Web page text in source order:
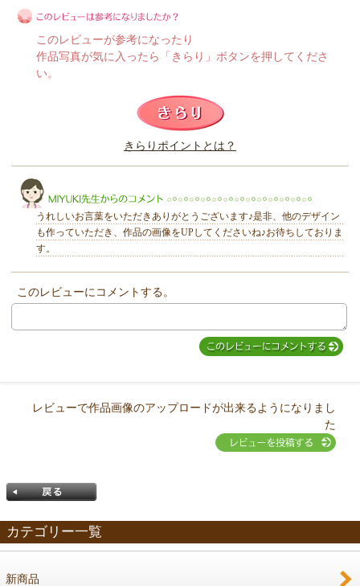
このレビューは参考になりましたか？
このレビューが参考になったり
作品写真が気に入ったら「きらり」ボタンを押してくださ
い。
きらり
きらりポイントとは？
MIYUKI先生からのコメント
うれしいお言葉をいただきありがとうございます♪是非、他のデザイン
も作っていただき、作品の画像をUPしてくださいね♪お待ちしておりま
す。
このレビューにコメントする。
レビューで作品画像のアップロードが出来るようになりまし
た
カテゴリー一覧
新商品